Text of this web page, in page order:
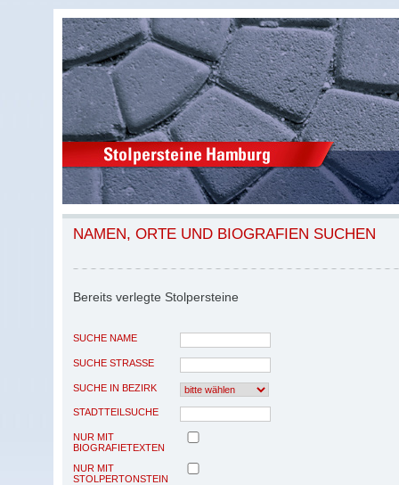
NAMEN, ORTE UND BIOGRAFIEN SUCHEN
Bereits verlegte Stolpersteine
SUCHE NAME
SUCHE STRASSE
SUCHE IN BEZIRK
STADTTEILSUCHE
NUR MIT
BIOGRAFIETEXTEN
NUR MIT
STOLPERTONSTEIN